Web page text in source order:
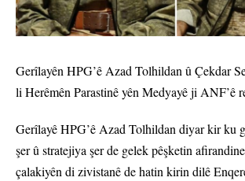
Gerîlayên HPG’ê Azad Tolhildan û Çekdar
li Herêmên Parastinê yên Medyayê ji ANF’ê
Gerîlayê HPG’ê Azad Tolhildan diyar kir ku
şer û stratejiya şer de gelek pêşketin
çalakiyên di zivistanê de hatin kirin dilê